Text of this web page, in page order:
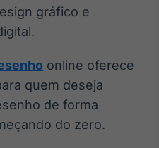
gráfico e
online oferece
quem deseja
de forma
do zero.